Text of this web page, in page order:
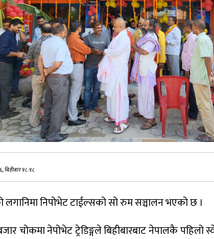
बिहीबार १८:१८
निपोभेट टाईल्सको सो रुम सञ्चालन भएको छ ।
चोकमा नेपोभेट ट्रेडिङ्गले बिहीबारबाट नेपालकै पहिलो